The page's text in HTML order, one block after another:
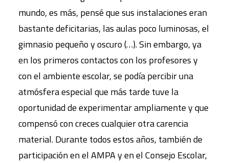
mundo, es más, pensé que sus instalaciones eran
bastante deficitarias, las aulas poco luminosas, el
gimnasio pequeño y oscuro (…). Sin embargo, ya
en los primeros contactos con los profesores y
con el ambiente escolar, se podía percibir una
atmósfera especial que más tarde tuve la
oportunidad de experimentar ampliamente y que
compensó con creces cualquier otra carencia
material. Durante todos estos años, también de
participación en el AMPA y en el Consejo Escolar,